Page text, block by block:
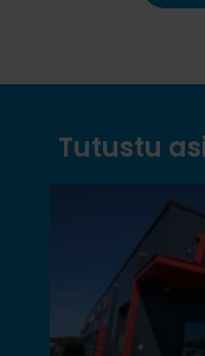
Tutustu